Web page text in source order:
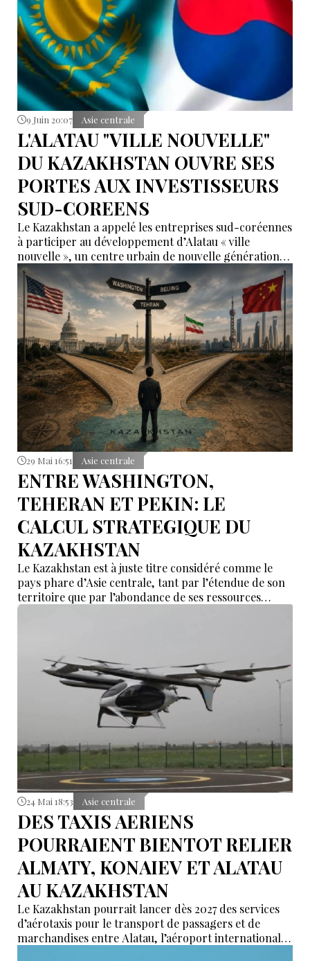
9 Juin 20:07 Asie centrale
L'ALATAU "VILLE NOUVELLE"
DU KAZAKHSTAN OUVRE SES
PORTES AUX INVESTISSEURS
SUD-COREENS
Le Kazakhstan a appelé les entreprises sud-coréennes
à participer au développement d’Alatau « ville
nouvelle », un centre urbain de nouvelle génération
appelé à jouer un rôle phare dans la transformation
économique du pays.
29 Mai 16:51 Asie centrale
ENTRE WASHINGTON,
TEHERAN ET PEKIN: LE
CALCUL STRATEGIQUE DU
KAZAKHSTAN
Le Kazakhstan est à juste titre considéré comme le
pays phare d’Asie centrale, tant par l’étendue de son
territoire que par l’abondance de ses ressources
naturelles.
24 Mai 18:53 Asie centrale
DES TAXIS AERIENS
POURRAIENT BIENTOT RELIER
ALMATY, KONAIEV ET ALATAU
AU KAZAKHSTAN
Le Kazakhstan pourrait lancer dès 2027 des services
d’aérotaxis pour le transport de passagers et de
marchandises entre Alatau, l’aéroport international